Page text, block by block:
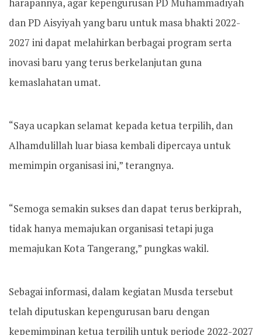
dan PD Aisyiyah yang baru untuk masa bhakti 2022-
2027 ini dapat melahirkan berbagai program serta
inovasi baru yang terus berkelanjutan guna
kemaslahatan umat.
“Saya ucapkan selamat kepada ketua terpilih, dan
Alhamdulillah luar biasa kembali dipercaya untuk
memimpin organisasi ini,” terangnya.
“Semoga semakin sukses dan dapat terus berkiprah,
tidak hanya memajukan organisasi tetapi juga
memajukan Kota Tangerang,” pungkas wakil.
Sebagai informasi, dalam kegiatan Musda tersebut
telah diputuskan kepengurusan baru dengan
kepemimpinan ketua terpilih untuk periode 2022-2027